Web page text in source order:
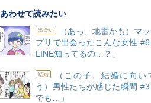
あわせて読みたい
出会い
（あっ、地雷かも）マ
プリで出会ったこんな女性
LINE知ってるの…？」
結婚
（この子、結婚に向い
う）男性たちが感じた瞬間
でも…」